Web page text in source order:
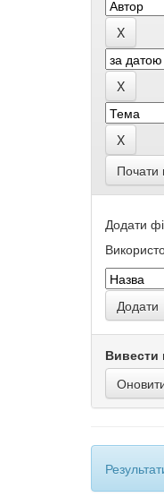
Почати
Додати
Вивести